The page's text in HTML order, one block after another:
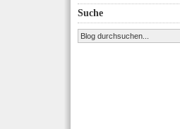
Suche